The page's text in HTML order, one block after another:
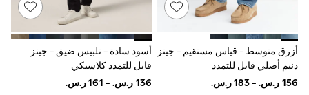
Polo Shirts
Shop all
Shoes
Coats & Jackets
Bags
Polo Shirts
Blue
أزرق متوسط - قياس مستقيم - جينز
دنيم أصلي قابل للتمدد
أسود سادة - تلبيس ضيق - جينز
قابل للتمدد كلاسيكي